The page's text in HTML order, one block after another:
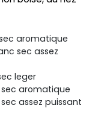
aromatique
sec assez
leger
aromatique
assez puissant